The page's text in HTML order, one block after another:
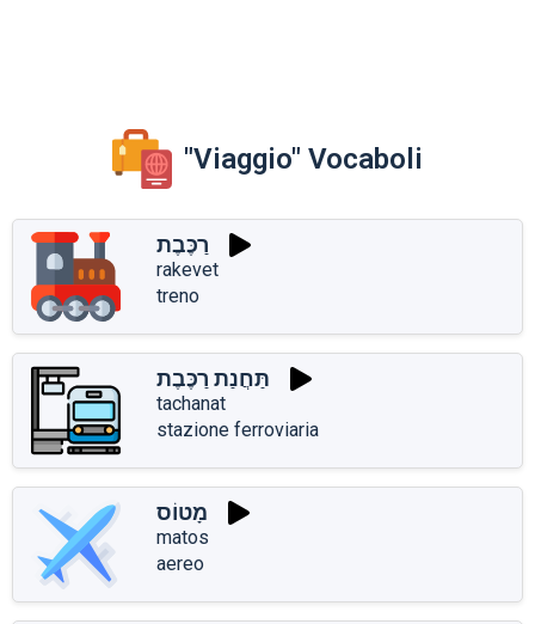
"Viaggio" Vocaboli
רַכֶּבֶת
rakevet
treno
תַּחֲנַת רַכֶּבֶת
tachanat
stazione ferroviaria
מָטוֹס
matos
aereo